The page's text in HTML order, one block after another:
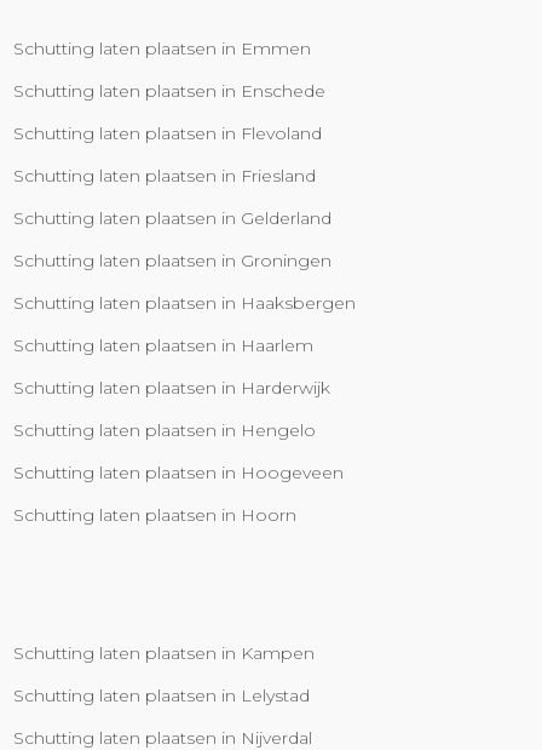
Schutting laten plaatsen in Emmen
Schutting laten plaatsen in Enschede
Schutting laten plaatsen in Flevoland
Schutting laten plaatsen in Friesland
Schutting laten plaatsen in Gelderland
Schutting laten plaatsen in Groningen
Schutting laten plaatsen in Haaksbergen
Schutting laten plaatsen in Haarlem
Schutting laten plaatsen in Harderwijk
Schutting laten plaatsen in Hengelo
Schutting laten plaatsen in Hoogeveen
Schutting laten plaatsen in Hoorn
Schutting laten plaatsen in Kampen
Schutting laten plaatsen in Lelystad
Schutting laten plaatsen in Nijverdal